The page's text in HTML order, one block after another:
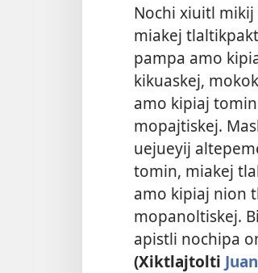
Nochi xiuitl mikij
miakej
pampa amo
kikuaskej,
amo kipiaj
mopajtiskej.
uejueyij
tomin, miakej
amo kipiaj nion
mopanoltiskej.
apistli nochipa
(Xiktlajtolti